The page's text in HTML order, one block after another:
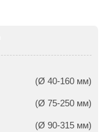
(Ø 40-160 мм)
(Ø 75-250 мм)
(Ø 90-315 мм)